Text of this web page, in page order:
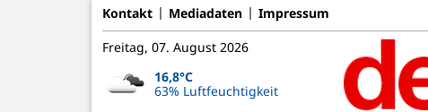
Kontakt Mediadaten Impressum
Freitag, 07. August 2026
16,8°C
63% Luftfeuchtigkeit